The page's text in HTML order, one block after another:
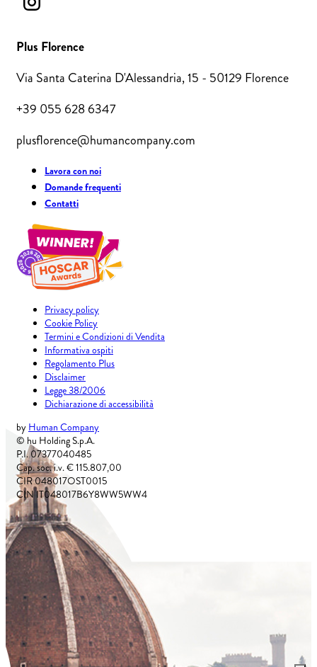
Plus Florence
Via Santa Caterina D'Alessandria, 15 - 50129 Florence
+39 055 628 6347
plusflorence@humancompany.com
Lavora con noi
Domande frequenti
Contatti
Privacy policy
Cookie Policy
Termini e Condizioni di Vendita
Informativa ospiti
Regolamento Plus
Disclaimer
Legge 38/2006
Dichiarazione di accessibilità
by Human Company
© hu Holding S.p.A.
P.I. 07377040485
Cap. soc. i.v. € 115.807,00
CIR 048017OST0015
CIN IT048017B6Y8WW5WW4